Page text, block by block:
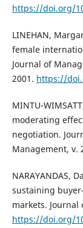
https://doi.org/
LINEHAN,
female
Journal of
2001. https://
MINTU-
moderating
negotiation.
Management, v.
NARAYANDAS,
sustaining
markets. Journal
https://doi.org/